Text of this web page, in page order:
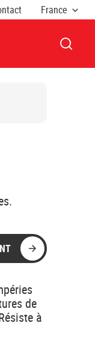
France
de
à